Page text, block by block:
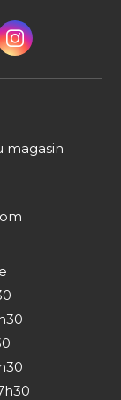
magasin